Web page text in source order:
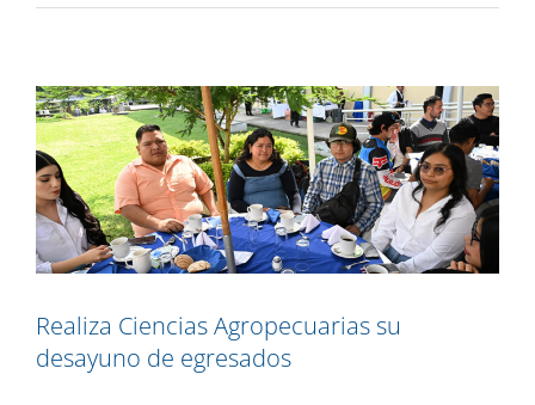
Realiza Ciencias Agropecuarias su
desayuno de egresados